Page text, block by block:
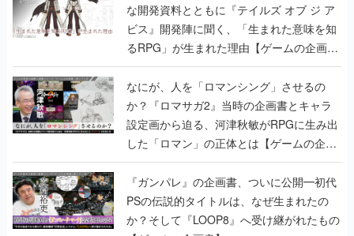
な開発資料とともに『テイルズ オブ ジ ア
ビス』開発陣に聞く、「生まれた意味を知
るRPG」が生まれた理由【ゲームの企画
書】
なにが、人を「ロマンシング」させるの
か？『ロマサガ2』当時の企画書とキャラ
設定画から迫る、河津秋敏がRPGに生み出
した「ロマン」の正体とは【ゲームの企画
書】
『ガンパレ』の企画書、ついに公開━初代
PSの伝説的タイトルは、なぜ生まれたの
か？そして『LOOP8』へ受け継がれたもの